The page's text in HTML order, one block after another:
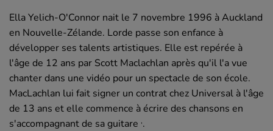
Ella Yelich-O'Connor nait le 7 novembre 1996 à Auckland
en Nouvelle-Zélande. Lorde passe son enfance à
développer ses talents artistiques. Elle est repérée à
l'âge de 12 ans par Scott Maclachlan après qu'il l'a vue
chanter dans une vidéo pour un spectacle de son école.
MacLachlan lui fait signer un contrat chez Universal à l'âge
de 13 ans et elle commence à écrire des chansons en
s'accompagnant de sa guitare ,.